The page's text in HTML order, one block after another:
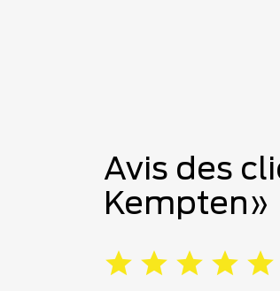
Avis des
Kempten»